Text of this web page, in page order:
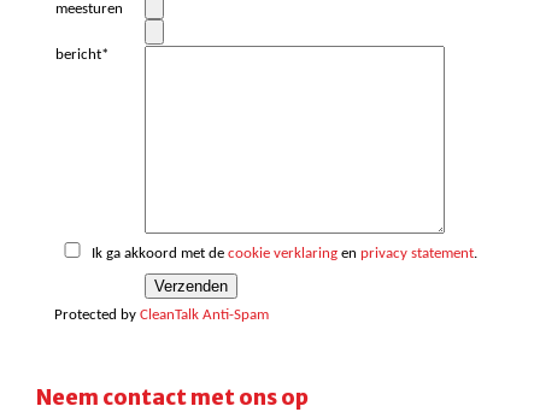
meesturen
bericht*
Ik ga akkoord met decookie verklaring enprivacy statement.
Protected byCleanTalk Anti-Spam
Neem contact met ons op